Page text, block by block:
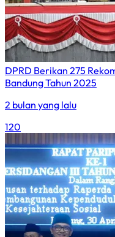
DPRD Berikan 275
Bandung Tahun 2025
2 bulan yang lalu
120